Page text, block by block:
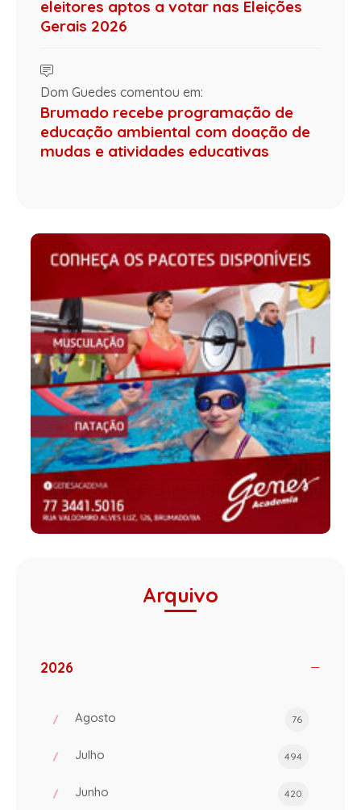
eleitores aptos a votar nas Eleições
Gerais 2026
Dom Guedes comentou em:
Brumado recebe programação de
educação ambiental com doação de
mudas e atividades educativas
Arquivo
2026
Agosto 76
Julho 494
Junho 420